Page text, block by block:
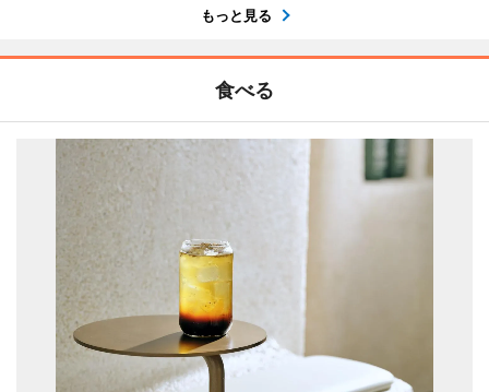
もっと見る
食べる